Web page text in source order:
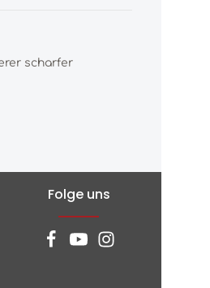
scharfer
Folge uns